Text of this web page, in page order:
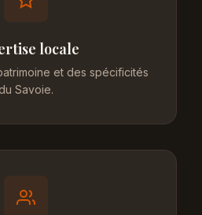
locale
et des spécificités
Savoie.